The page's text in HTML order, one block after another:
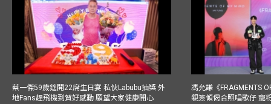
蔡一傑59歲筵開22席生日宴 私伙Labubu抽獎 外
地Fans趕飛機到賀好感動 願望大家健康開心
馮允謙《FRAGMENTS
親簽傾偈合照唱歌仔 寵